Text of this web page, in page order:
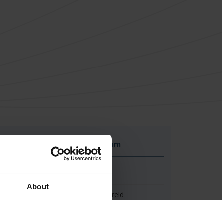
About
Nederlands Steendrukmuseum
Gevestigd in Valkenswaard
Enige steendrukmuseum ter wereld